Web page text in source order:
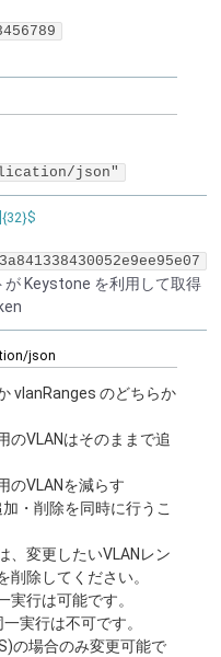
json"
が Keystone を利用して取得
json
vlanRanges のどちらか
のVLANはそのままで追
のVLANを減らす
・削除を同時に行うこ
、変更したいVLANレン
削除してください。
実行は可能です。
実行は不可です。
の場合のみ変更可能で